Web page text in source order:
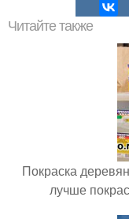
Читайте также
Покраска
лучше